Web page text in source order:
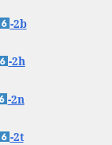
-2b
-2h
-2n
-2t